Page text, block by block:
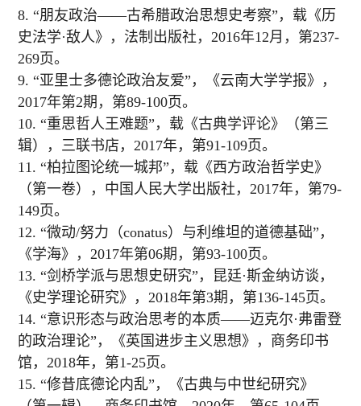
8. “朋友政治——古希腊政治思想史考察”，载《历
史法学·敌人》，法制出版社，2016年12月，第237-
269页。
9. “亚里士多德论政治友爱”，《云南大学学报》，
2017年第2期，第89-100页。
10. “重思哲人王难题”，载《古典学评论》（第三
辑），三联书店，2017年，第91-109页。
11. “柏拉图论统一城邦”，载《西方政治哲学史》
（第一卷），中国人民大学出版社，2017年，第79-
149页。
12. “微动/努力（conatus）与利维坦的道德基础”，
《学海》，2017年第06期，第93-100页。
13. “剑桥学派与思想史研究”，昆廷·斯金纳访谈，
《史学理论研究》，2018年第3期，第136-145页。
14. “意识形态与政治思考的本质——迈克尔·弗雷登
的政治理论”，《英国进步主义思想》，商务印书
馆，2018年，第1-25页。
15. “修昔底德论内乱”，《古典与中世纪研究》